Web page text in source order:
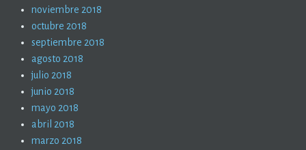
noviembre 2018
octubre 2018
septiembre 2018
agosto 2018
julio 2018
junio 2018
mayo 2018
abril 2018
marzo 2018